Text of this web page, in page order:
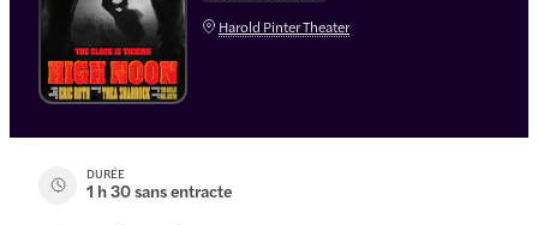
Harold Pinter Theater
DURÉE
1 h 30 sans entracte